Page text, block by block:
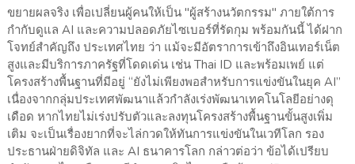
ขยายผลจริง เพื่อเปลี่ยนผู้คนให้เป็น "ผู้สร้างนวัตกรรม" ภายใต้การ
กำกับดูแล AI และความปลอดภัยไซเบอร์ที่รัดกุม พร้อมกันนี้ ได้ฝาก
โจทย์สำคัญถึง ประเทศไทย ว่า แม้จะมีอัตราการเข้าถึงอินเทอร์เน็ต
สูงและมีบริการภาครัฐที่โดดเด่น เช่น Thai ID และพร้อมเพย์ แต่
โครงสร้างพื้นฐานที่มีอยู่ “ยังไม่เพียงพอสำหรับการแข่งขันในยุค AI”
เนื่องจากกลุ่มประเทศพัฒนาแล้วกำลังเร่งพัฒนาเทคโนโลยีอย่างดุ
เดือด หากไทยไม่เร่งปรับตัวและลงทุนโครงสร้างพื้นฐานขั้นสูงเพิ่ม
เติม จะเป็นเรื่องยากที่จะไล่กวดให้ทันการแข่งขันในเวทีโลก รอง
ประธานฝ่ายดิจิทัล และ AI ธนาคารโลก กล่าวต่อว่า ข้อได้เปรียบ